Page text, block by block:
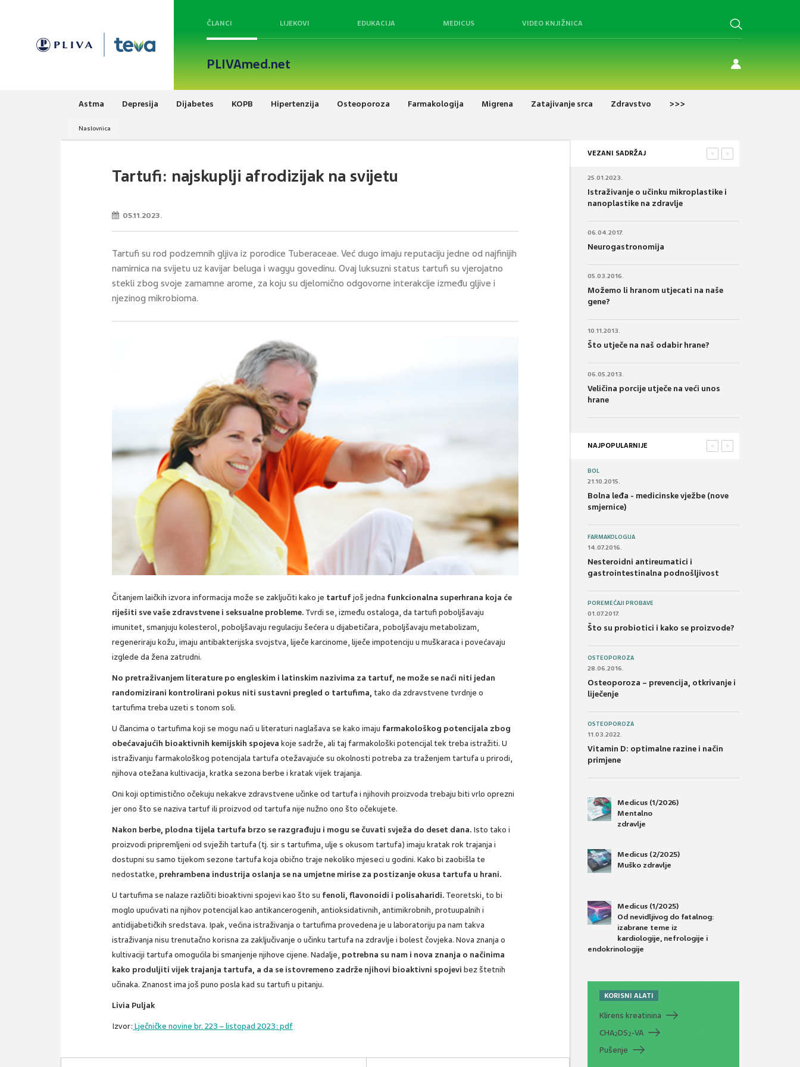
ČLANCI LIJEKOVI EDUKACIJA MEDICUS VIDEO KNJIŽNICA
PLIVAmed.net
Astma Depresija Dijabetes KOPB Hipertenzija Osteoporoza Farmakologija Migrena Zatajivanje srca Zdravstvo >>>
Naslovnica
Tartufi: najskuplji afrodizijak na svijetu
05.11.2023.
Tartufi su rod podzemnih gljiva iz porodice Tuberaceae. Već dugo imaju reputaciju jedne od najfinijih
namirnica na svijetu uz kavijar beluga i wagyu govedinu. Ovaj luksuzni status tartufi su vjerojatno
stekli zbog svoje zamamne arome, za koju su djelomično odgovorne interakcije između gljive i
njezinog mikrobioma.
Čitanjem laičkih izvora informacija može se zaključiti kako je tartufjoš jedna funkcionalna superhrana koja će
riješiti sve vaše zdravstvene i seksualne probleme. Tvrdi se, između ostaloga, da tartufi poboljšavaju
imunitet, smanjuju kolesterol, poboljšavaju regulaciju šećera u dijabetičara, poboljšavaju metabolizam,
regeneriraju kožu, imaju antibakterijska svojstva, liječe karcinome, liječe impotenciju u muškaraca i povećavaju
izglede da žena zatrudni.
No pretraživanjem literature po engleskim i latinskim nazivima za tartuf, ne može se naći niti jedan
randomizirani kontrolirani pokus niti sustavni pregled o tartufima, tako da zdravstvene tvrdnje o
tartufima treba uzeti s tonom soli.
U člancima o tartufima koji se mogu naći u literaturi naglašava se kako imaju farmakološkog potencijala zbog
obećavajućih bioaktivnih kemijskih spojeva koje sadrže, ali taj farmakološki potencijal tek treba istražiti. U
istraživanju farmakološkog potencijala tartufa otežavajuće su okolnosti potreba za traženjem tartufa u prirodi,
njihova otežana kultivacija, kratka sezona berbe i kratak vijek trajanja.
Oni koji optimistično očekuju nekakve zdravstvene učinke od tartufa i njihovih proizvoda trebaju biti vrlo oprezni
jer ono što se naziva tartuf ili proizvod od tartufa nije nužno ono što očekujete.
Nakon berbe, plodna tijela tartufa brzo se razgrađuju i mogu se čuvati svježa do deset dana. Isto tako i
proizvodi pripremljeni od svježih tartufa (tj. sir s tartufima, ulje s okusom tartufa) imaju kratak rok trajanja i
dostupni su samo tijekom sezone tartufa koja obično traje nekoliko mjeseci u godini. Kako bi zaobišla te
nedostatke, prehrambena industrija oslanja se na umjetne mirise za postizanje okusa tartufa u hrani.
U tartufima se nalaze različiti bioaktivni spojevi kao što su fenoli, flavonoidi i polisaharidi. Teoretski, to bi
moglo upućivati na njihov potencijal kao antikancerogenih, antioksidativnih, antimikrobnih, protuupalnih i
antidijabetičkih sredstava. Ipak, većina istraživanja o tartufima provedena je u laboratoriju pa nam takva
istraživanja nisu trenutačno korisna za zaključivanje o učinku tartufa na zdravlje i bolest čovjeka. Nova znanja o
kultivaciji tartufa omogućila bi smanjenje njihove cijene. Nadalje, potrebna su nam i nova znanja o načinima
kako produljiti vijek trajanja tartufa, a da se istovremeno zadrže njihovi bioaktivni spojevi bez štetnih
učinaka. Znanost ima još puno posla kad su tartufi u pitanju.
Livia Puljak
Izvor: Lječničke novine br. 223 – listopad 2023: pdf
VEZANI SADRŽAJ >
<
25.01.2023.
Istraživanje o učinku mikroplastike i
nanoplastike na zdravlje
06.04.2017.
Neurogastronomija
05.03.2016.
Možemo li hranom utjecati na naše
gene?
10.11.2013.
Što utječe na naš odabir hrane?
06.05.2013.
Veličina porcije utječe na veći unos
hrane
NAJPOPULARNIJE >
<
BOL
21.10.2015.
Bolna leđa - medicinske vježbe (nove
smjernice)
FARMAKOLOGIJA
14.07.2016.
Nesteroidni antireumatici i
gastrointestinalna podnošljivost
POREMEĆAJI PROBAVE
01.07.2017.
Što su probiotici i kako se proizvode?
OSTEOPOROZA
28.06.2016.
Osteoporoza – prevencija, otkrivanje i
liječenje
OSTEOPOROZA
11.03.2022.
Vitamin D: optimalne razine i način
primjene
Medicus (1/2026)
Mentalno
zdravlje
Medicus (2/2025)
Muško zdravlje
Medicus (1/2025)
Od nevidljivog do fatalnog:
izabrane teme iz
kardiologije, nefrologije i
endokrinologije
KORISNI ALATI
Klirens kreatinina
CHA2DS2-VA
Pušenje